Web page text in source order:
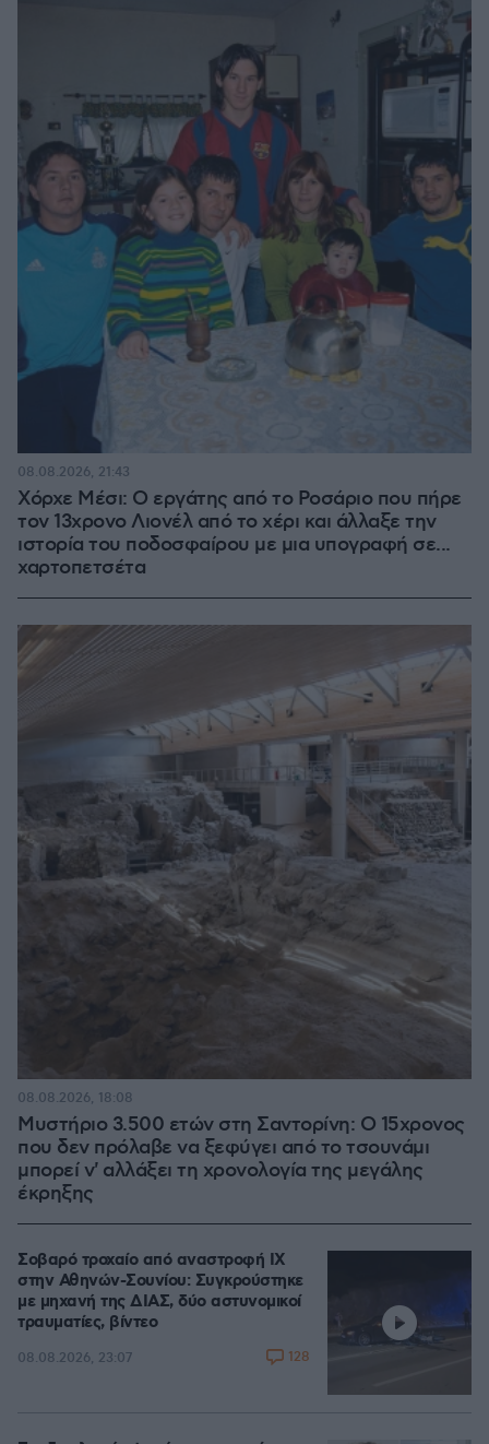
Χόρχε Μέσι: Ο εργάτης από το Ροσάριο που πήρε
τον 13χρονο Λιονέλ από το χέρι και άλλαξε την
ιστορία του ποδοσφαίρου με μια υπογραφή σε...
χαρτοπετσέτα
08.08.2026, 21:43
Μυστήριο 3.500 ετών στη Σαντορίνη: Ο 15χρονος
που δεν πρόλαβε να ξεφύγει από το τσουνάμι
μπορεί ν' αλλάξει τη χρονολογία της μεγάλης
έκρηξης
08.08.2026, 18:08
Σοβαρό τροχαίο από αναστροφή ΙΧ
στην Αθηνών-Σουνίου: Συγκρούστηκε
με μηχανή της ΔΙΑΣ, δύο αστυνομικοί
τραυματίες, βίντεο
08.08.2026, 23:07 128